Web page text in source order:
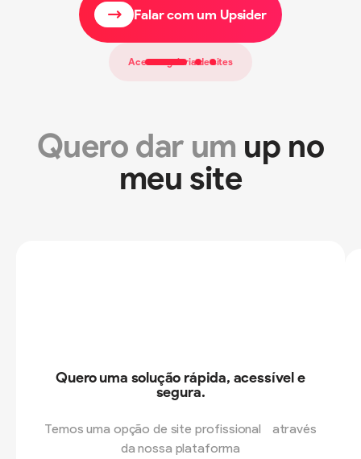
Falar com um Upsider
Acessar galeria de sites
Quero dar um up no
meu site
Quero uma solução rápida, acessível e
segura.
Temos uma opção de site profissional através
da nossa plataforma